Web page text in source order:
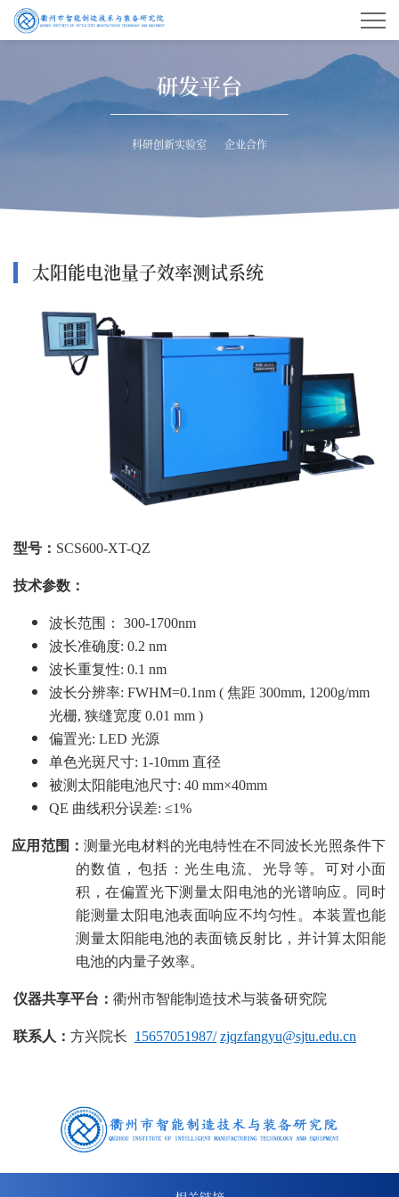
研发平台
科研创新实验室 企业合作
太阳能电池量子效率测试系统
型号： SCS600-XT-QZ
技术参数：
波长范围：
300-1700nm
波长准确度: 0.2 nm
波长重复性: 0.1 nm
波长分辨率: FWHM=0.1nm ( 焦距 300mm, 1200g/mm
光栅, 狭缝宽度 0.01 mm )
偏置光: LED 光源
单色光斑尺寸: 1-10mm 直径
被测太阳能电池尺寸: 40 mm×40mm
QE 曲线积分误差: ≤1%
应用范围： 测量光电材料的光电特性在不同波长光照条件下
的数值，包括：光生电流、光导等。可对小面
积，在偏置光下测量太阳电池的光谱响应。同时
能测量太阳电池表面响应不均匀性。本装置也能
测量太阳能电池的表面镜反射比，并计算太阳能
电池的内量子效率。
仪器共享平台： 衢州市智能制造技术与装备研究院
联系人： 方兴院长 15657051987/ zjqzfangyu@sjtu.edu.cn